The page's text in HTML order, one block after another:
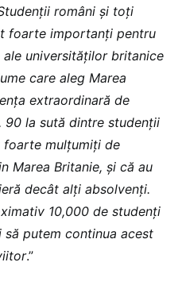
români și toți
foarte importanți pentru
universităților britanice
care aleg Marea
extraordinară de
la sută dintre studenții
foarte mulțumiți de
Marea Britanie, și că au
decât alți absolvenți.
10,000 de studenți
să putem continua acest
.”